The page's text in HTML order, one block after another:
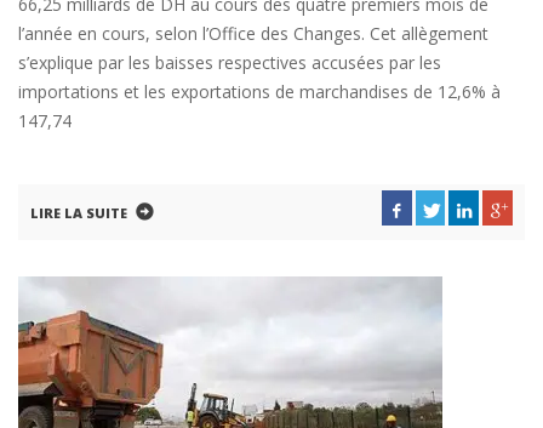
l’année en cours, selon l’Office des Changes. Cet allègement
s’explique par les baisses respectives accusées par les
importations et les exportations de marchandises de 12,6% à
147,74
LIRE LA SUITE